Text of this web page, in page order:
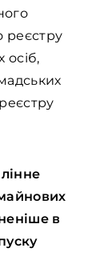
реєстру
в